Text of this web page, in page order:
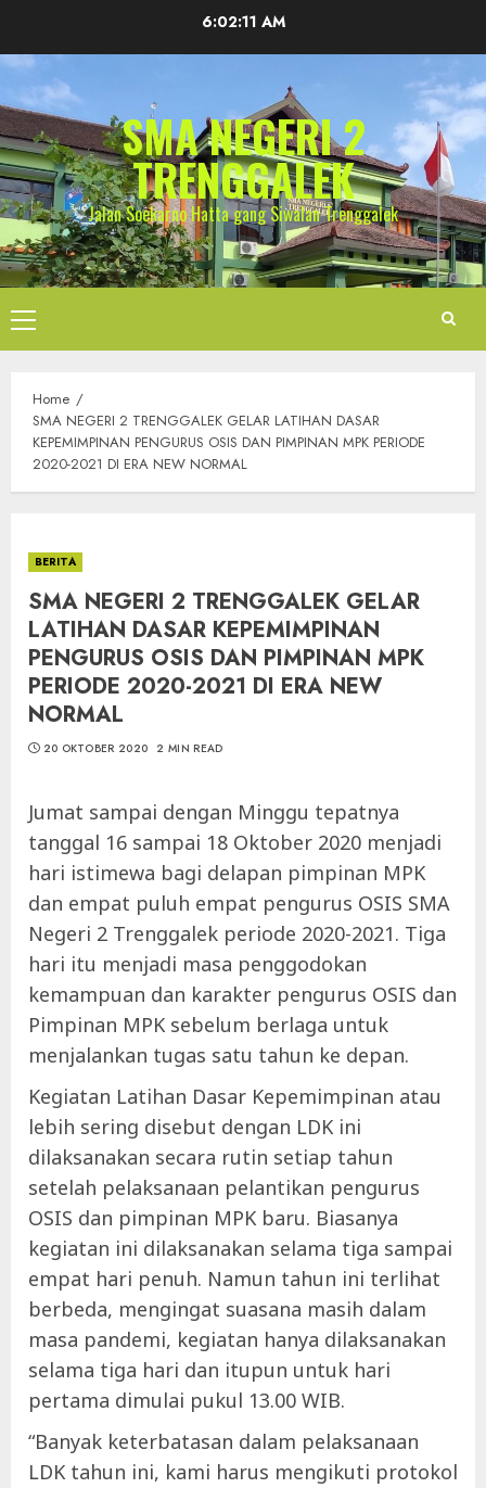
content
6:02:12 AM
SMA NEGERI 2
TRENGGALEK
Jalan Soekarno Hatta gang Siwalan Trenggalek
Primary
Menu
Home
SMA NEGERI 2 TRENGGALEK GELAR LATIHAN DASAR
KEPEMIMPINAN PENGURUS OSIS DAN PIMPINAN MPK PERIODE
2020-2021 DI ERA NEW NORMAL
BERITA
SMA NEGERI 2 TRENGGALEK GELAR
LATIHAN DASAR KEPEMIMPINAN
PENGURUS OSIS DAN PIMPINAN MPK
PERIODE 2020-2021 DI ERA NEW
NORMAL
20 OKTOBER 2020 2 MIN READ
Jumat sampai dengan Minggu tepatnya
tanggal 16 sampai 18 Oktober 2020 menjadi
hari istimewa bagi delapan pimpinan MPK
dan empat puluh empat pengurus OSIS SMA
Negeri 2 Trenggalek periode 2020-2021. Tiga
hari itu menjadi masa penggodokan
kemampuan dan karakter pengurus OSIS dan
Pimpinan MPK sebelum berlaga untuk
menjalankan tugas satu tahun ke depan.
Kegiatan Latihan Dasar Kepemimpinan atau
lebih sering disebut dengan LDK ini
dilaksanakan secara rutin setiap tahun
setelah pelaksanaan pelantikan pengurus
OSIS dan pimpinan MPK baru. Biasanya
kegiatan ini dilaksanakan selama tiga sampai
empat hari penuh. Namun tahun ini terlihat
berbeda, mengingat suasana masih dalam
masa pandemi, kegiatan hanya dilaksanakan
selama tiga hari dan itupun untuk hari
pertama dimulai pukul 13.00 WIB.
“Banyak keterbatasan dalam pelaksanaan
LDK tahun ini, kami harus mengikuti protokol